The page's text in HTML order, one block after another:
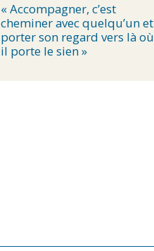
« Accompagner, c’est
cheminer avec quelqu’un et
porter son regard vers là où
il porte le sien »